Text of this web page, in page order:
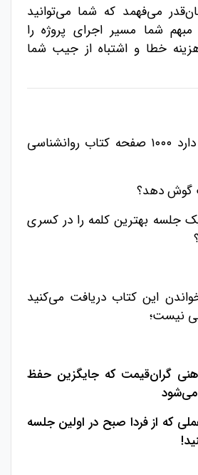
می‌فهمد که شما می‌توانید
مبهم شما مسیر اجرای پروژه را
خطا و اشتباه از جیب شما
آیا یک مدیر وقت دارد ۱۰۰۰ صفحه کتاب روانشناسی
جلسه بهترین کلمه را در کسری
این کتاب دریافت می‌کنید
نیست؛
گران‌قیمت که جایگزین حفظ
می‌شود
که از فردا صبح در اولین جلسه